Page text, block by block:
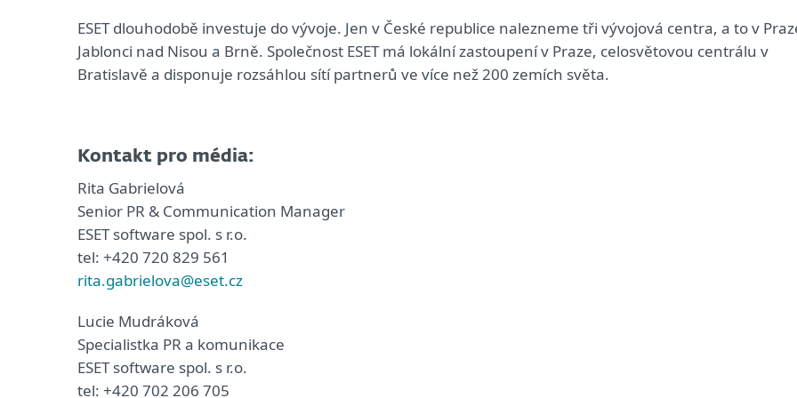
ESET dlouhodobě investuje do vývoje. Jen v České republice nalezneme tři vývojová centra, a to v
Jablonci nad Nisou a Brně. Společnost ESET má lokální zastoupení v Praze, celosvětovou centrálu v
Bratislavě a disponuje rozsáhlou sítí partnerů ve více než 200 zemích světa.
Kontakt pro média:
Rita Gabrielová
Senior PR & Communication Manager
ESET software spol. s r.o.
tel: +420 720 829 561
rita.gabrielova@eset.cz
Lucie Mudráková
Specialistka PR a komunikace
ESET software spol. s r.o.
tel: +420 702 206 705